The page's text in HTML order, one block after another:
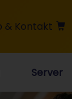
& Kontakt
Server